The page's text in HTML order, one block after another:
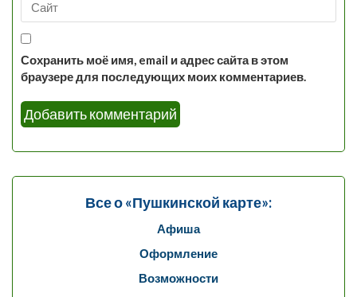
Сохранить моё имя, email и адрес сайта в этом
браузере для последующих моих комментариев.
Все о «Пушкинской карте»:
Афиша
Оформление
Возможности